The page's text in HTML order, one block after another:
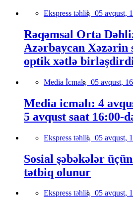
Ekspress təhlil, 05 avqust,
Rəqəmsal Orta
Azərbaycan
optik xətlə
Media İcmalı, 05 avqust,
Media icmalı: 4
5 avqust saat 16:00-
Ekspress təhlil, 05 avqust,
Sosial şəbəkələr
tətbiq olunur
Ekspress təhlil, 05 avqust,